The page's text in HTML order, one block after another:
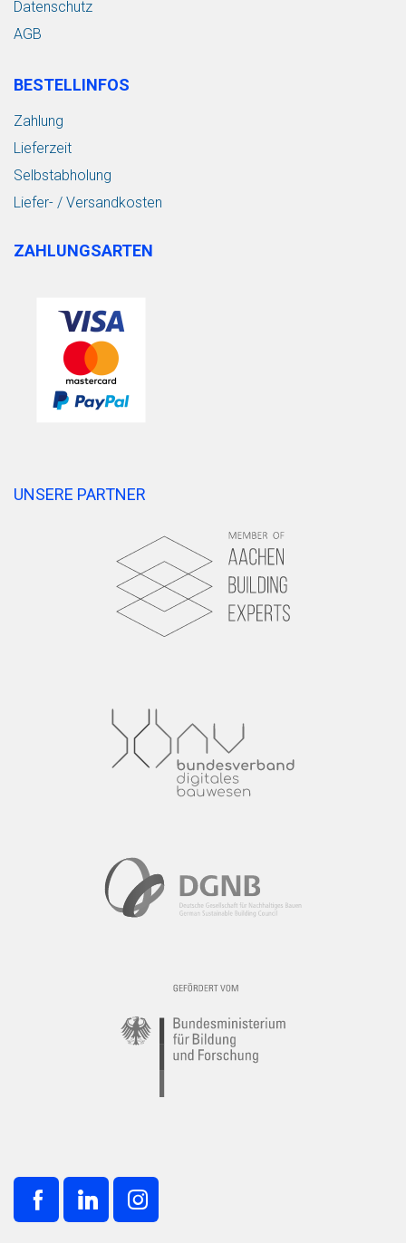
Datenschutz
AGB
BESTELLINFOS
Zahlung
Lieferzeit
Selbstabholung
Liefer- / Versandkosten
ZAHLUNGSARTEN
UNSERE PARTNER